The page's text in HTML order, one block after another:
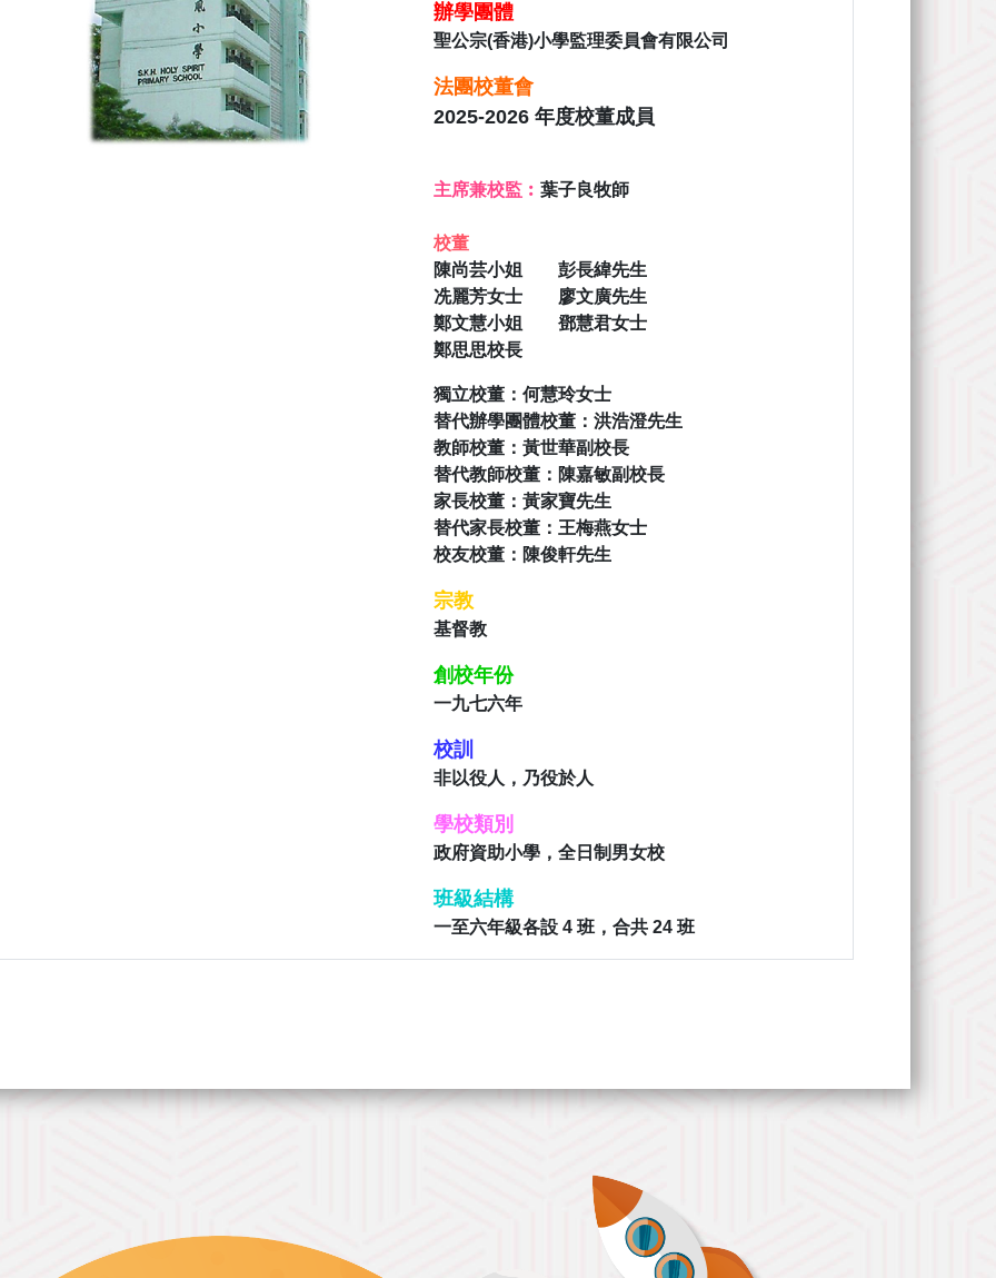
辦學團體
聖公宗(香港)小學監理委員會有限公司
法團校董會
2025-2026 年度校董成員
主席兼校監︰ 葉子良牧師
校董
陳尚芸小姐 彭長緯先生
冼麗芳女士 廖文廣先生
鄭文慧小姐 鄧慧君女士
鄭思思校長
獨立校董：何慧玲女士
替代辦學團體校董： 洪浩澄先生
教師校董：黃世華副校長
替代教師校董：陳嘉敏副校長
家長校董：黃家寶先生
替代家長校董：王梅燕女士
校友校董：陳俊軒先生
宗教
基督教
創校年份
一九七六年
校訓
非以役人，乃役於人
學校類別
政府資助小學，全日制男女校
班級結構
一至六年級各設 4 班，合共 24 班